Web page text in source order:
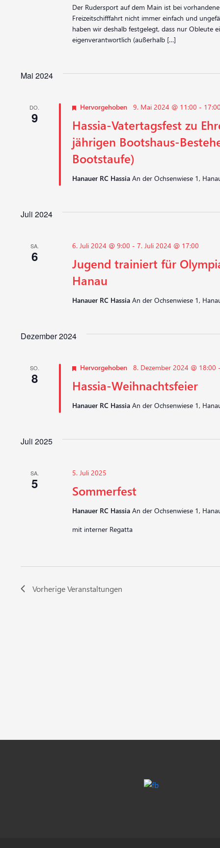
Der Rudersport auf dem Main ist bei
Freizeitschifffahrt nicht immer einfach und
haben wir deshalb festgelegt, dass nur Obleute
eigenverantwortlich (außerhalb […]
Mai 2024
DO.
9
Hassia-Vatertagsfest zu
jährigen Bootshaus-
Bootstaufe)
Hervorgehoben 9. Mai 2024 @ 11:00 -
Hanauer RC Hassia An der Ochsenwiese 1,
Juli 2024
SA.
6
Jugend trainiert für
Hanau
6. Juli 2024 @ 9:00 - 7. Juli 2024 @ 17:00
Hanauer RC Hassia An der Ochsenwiese 1,
Dezember 2024
SO.
8 Hassia-Weihnachtsfeier
Hervorgehoben 8. Dezember 2024 @ 18:00
Hanauer RC Hassia An der Ochsenwiese 1,
Juli 2025
SA.
5 Sommerfest
5. Juli 2025
Hanauer RC Hassia An der Ochsenwiese 1,
mit interner Regatta
VorherigeVeranstaltungen